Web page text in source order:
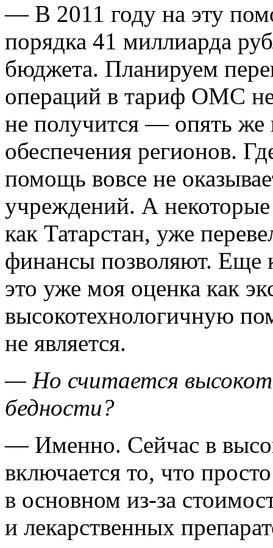
— В 2011 году на эту
порядка 41 миллиарда
бюджета. Планируем
операций в тариф ОМС
не получится — опять же
обеспечения регионов.
помощь вовсе не
учреждений. А
как Татарстан, уже
финансы позволяют. Еще
это уже моя оценка как
высокотехнологичную
не является.
— Но считается
бедности?
— Именно. Сейчас в
включается то, что
в основном из-за
и лекарственных